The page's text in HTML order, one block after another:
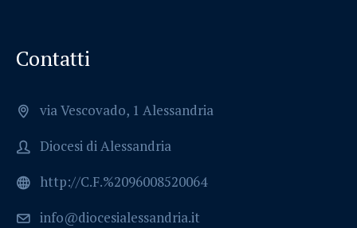
Contatti
via Vescovado, 1 Alessandria
Diocesi di Alessandria
http://C.F.%2096008520064
info@diocesialessandria.it